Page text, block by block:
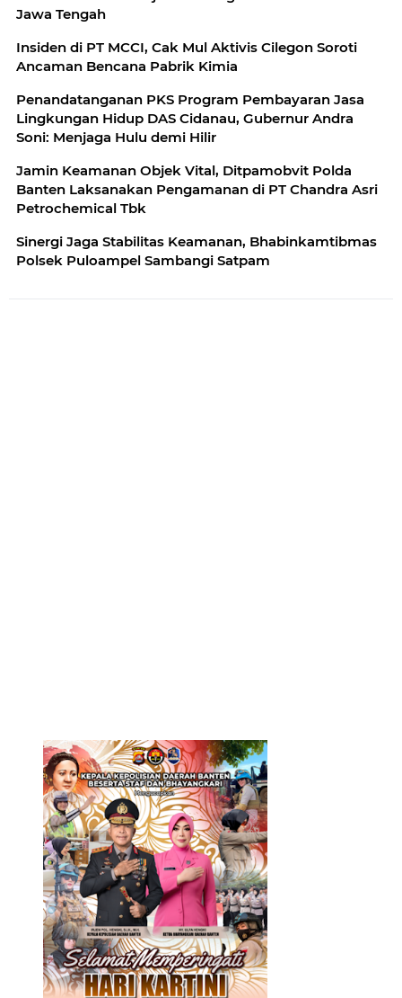
Jawa Tengah
Insiden di PT MCCI, Cak Mul Aktivis Cilegon Soroti
Ancaman Bencana Pabrik Kimia
Penandatanganan PKS Program Pembayaran Jasa
Lingkungan Hidup DAS Cidanau, Gubernur Andra
Soni: Menjaga Hulu demi Hilir
Jamin Keamanan Objek Vital, Ditpamobvit Polda
Banten Laksanakan Pengamanan di PT Chandra Asri
Petrochemical Tbk
Sinergi Jaga Stabilitas Keamanan, Bhabinkamtibmas
Polsek Puloampel Sambangi Satpam